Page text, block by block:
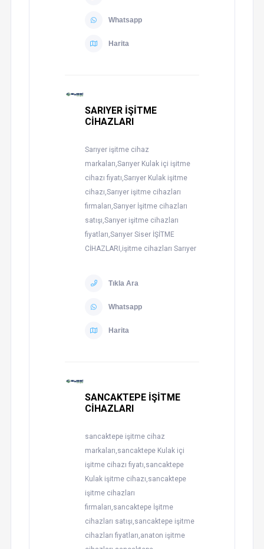
Whatsapp
Harita
SARIYER İŞİTME
CİHAZLARI
Sarıyer işitme cihaz
markaları,Sarıyer Kulak içi işitme
cihazı fiyatı,Sarıyer Kulak işitme
cihazı,Sarıyer işitme cihazları
firmaları,Sarıyer İşitme cihazları
satışı,Sarıyer işitme cihazları
fiyatları,Sarıyer Siser İŞİTME
CİHAZLARI,işitme cihazları Sarıyer
Tıkla Ara
Whatsapp
Harita
SANCAKTEPE İŞİTME
CİHAZLARI
sancaktepe işitme cihaz
markaları,sancaktepe Kulak içi
işitme cihazı fiyatı,sancaktepe
Kulak işitme cihazı,sancaktepe
işitme cihazları
firmaları,sancaktepe İşitme
cihazları satışı,sancaktepe işitme
cihazları fiyatları,anaton işitme